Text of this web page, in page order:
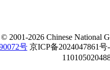
©2001-2026 Chinese National
号京ICP备2024047861